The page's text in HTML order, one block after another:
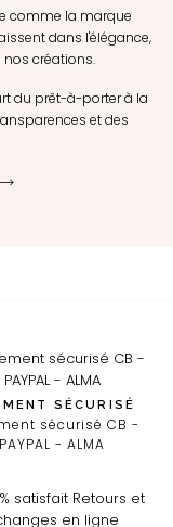
comme la marque
dans l'élégance,
créations.
du prêt-à-porter à la
et des
SÉCURISÉ
sécurisé CB -
PAYPAL - ALMA